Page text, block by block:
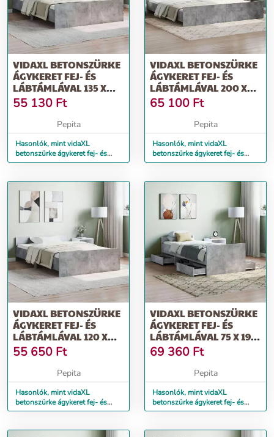
VIDAXL BETONSZÜRKE
ÁGYKERET FEJ- ÉS
LÁBTÁMLÁVAL 135 X
190 CM
55 130 Ft
Pepita
Hasonlók, mint vidaXL
betonszürke ágykeret fej- és
lábtámlával 135 x 190 cm
VIDAXL BETONSZÜRKE
ÁGYKERET FEJ- ÉS
LÁBTÁMLÁVAL 200 X
200 CM
65 100 Ft
Pepita
Hasonlók, mint vidaXL
betonszürke ágykeret fej- és
lábtámlával 200 x 200 cm
VIDAXL BETONSZÜRKE
ÁGYKERET FEJ- ÉS
LÁBTÁMLÁVAL 120 X
200 CM
55 650 Ft
Pepita
Hasonlók, mint vidaXL
betonszürke ágykeret fej- és
lábtámlával 120 x 200 cm
VIDAXL BETONSZÜRKE
ÁGYKERET FEJ- ÉS
LÁBTÁMLÁVAL 75 X 190
CM
69 360 Ft
Pepita
Hasonlók, mint vidaXL
betonszürke ágykeret fej- és
lábtámlával 75 x 190 cm